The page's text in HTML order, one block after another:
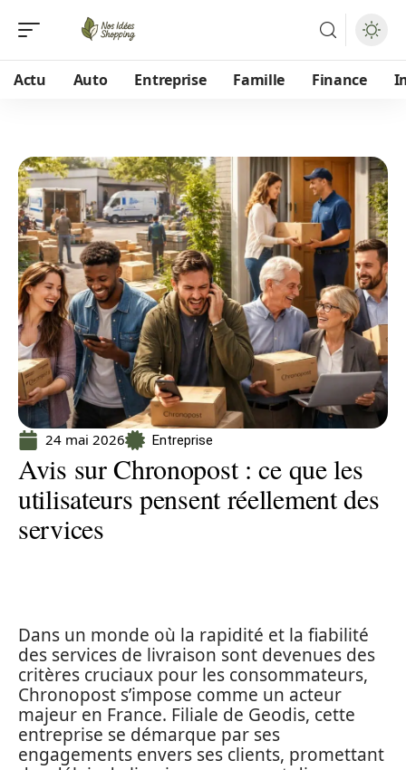
Actu Auto Entreprise Famille Finance
24 mai 2026 Entreprise
Avis sur Chronopost : ce que les
utilisateurs pensent réellement des
services
Dans un monde où la rapidité et la fiabilité
des services de livraison sont devenues des
critères cruciaux pour les consommateurs,
Chronopost s’impose comme un acteur
majeur en France. Filiale de Geodis, cette
entreprise se démarque par ses
engagements envers ses clients, promettant